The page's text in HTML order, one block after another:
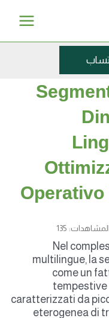
المشاهدات: 135
Nel
multilingue, la
come un
tempestive
caratterizzati da
eterogenea di